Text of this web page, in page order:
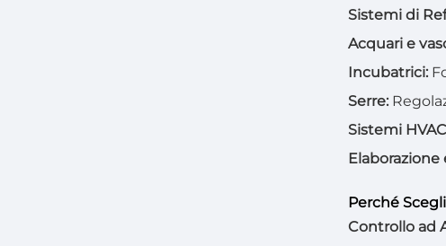
Sistemi di
Acquari e
Incubatrici:
Serre:
Sistemi
Perché
Controllo ad